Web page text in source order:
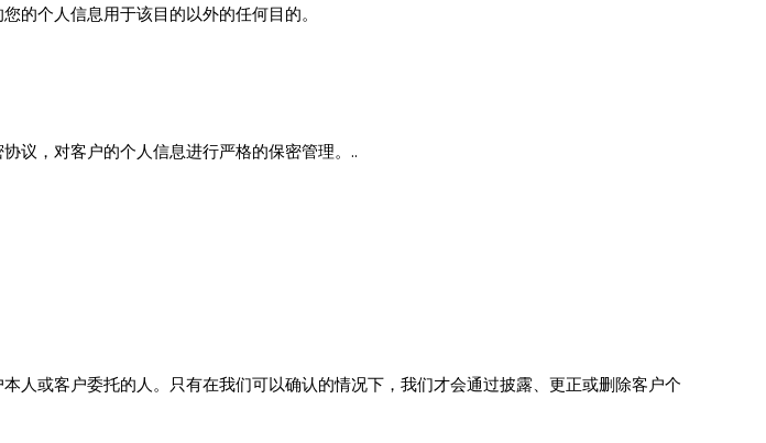
的个人信息用于该目的以外的任何目的。
议，对客户的个人信息进行严格的保密管理。..
人或客户委托的人。只有在我们可以确认的情况下，我们才会通过披露、更正或删除客户个